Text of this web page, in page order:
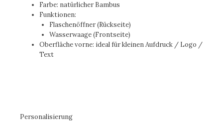
Farbe: natürlicher Bambus
Funktionen:
Flaschenöffner (Rückseite)
Wasserwaage (Frontseite)
Oberfläche vorne: ideal für kleinen Aufdruck / Logo /
Text
Personalisierung